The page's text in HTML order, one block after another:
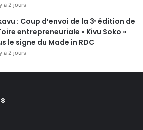
a 2 jours
: Coup d’envoi de la 3ᵉ édition de
entrepreneuriale « Kivu Soko »
le signe du Made in RDC
a 2 jours